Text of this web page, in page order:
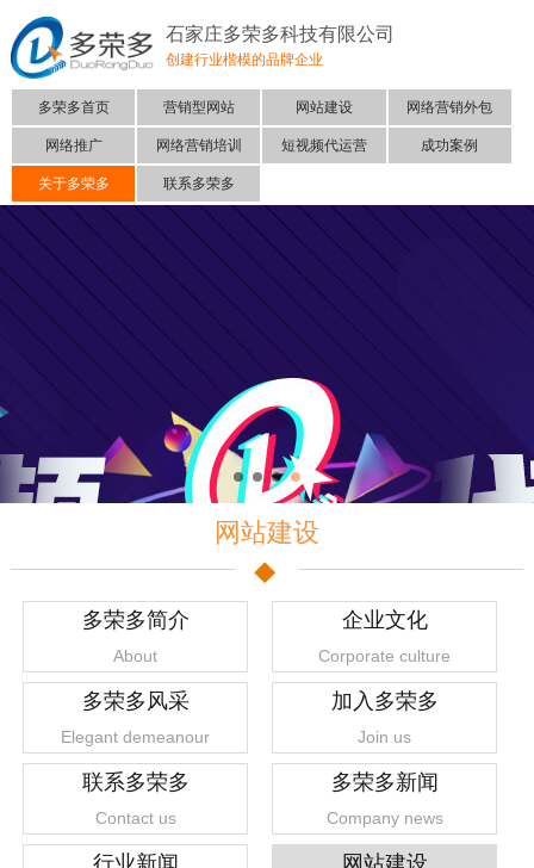
石家庄多荣多科技有限公司
创建行业楷模的品牌企业
多荣多首页 营销型网站 网站建设 网络营销外包
网络推广 网络营销培训 短视频代运营 成功案例
关于多荣多 联系多荣多
网站建设
多荣多简介
About
企业文化
Corporate culture
多荣多风采
Elegant demeanour
加入多荣多
Join us
联系多荣多
Contact us
多荣多新闻
Company news